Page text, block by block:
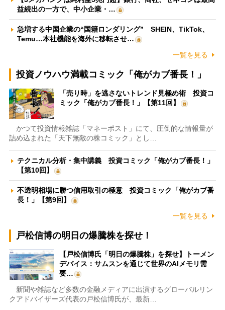
益続出の一方で、中小企業・…
急増する中国企業の“国籍ロンダリング” SHEIN、TikTok、
Temu…本社機能を海外に移転させ…
一覧を見る
投資ノウハウ満載コミック「俺がカブ番長！」
「売り時」を逃さないトレンド見極め術 投資コ
ミック「俺がカブ番長！」【第11回】
かつて投資情報雑誌「マネーポスト」にて、圧倒的な情報量が
詰め込まれた「天下無敵の株コミック」とし…
テクニカル分析・集中講義 投資コミック「俺がカブ番長！」
【第10回】
不透明相場に勝つ信用取引の極意 投資コミック「俺がカブ番
長！」【第9回】
一覧を見る
戸松信博の明日の爆騰株を探せ！
【戸松信博氏「明日の爆騰株」を探せ】トーメン
デバイス：サムスンを通じて世界のAIメモリ需
要…
新聞や雑誌など多数の金融メディアに出演するグローバルリン
クアドバイザーズ代表の戸松信博氏が、最新…